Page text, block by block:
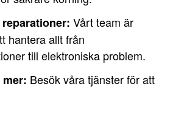
Vårt team är
hantera allt från
till elektroniska problem.
Besök våra tjänster för att